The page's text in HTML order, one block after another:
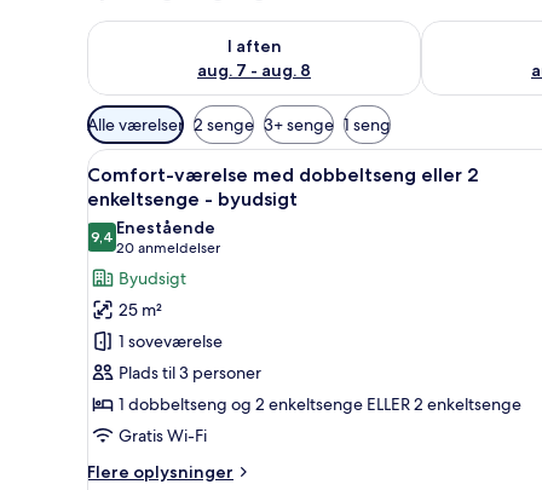
I aften
aug. 7 - aug. 8
Tjek tilgængelighed for i aften aug. 7 - aug. 8
Tjek
Tilgængelige
filtre
for
værelser
Alle værelser 2 senge 3+ senge 1 seng
Indlæs
alle
billeder
af
Comfort-
værelse
med
dobbeltseng
eller
2
enkeltsenge
-
Et hotelværelse med seng,
7
Comfort-værelse med dobbeltseng eller 2
enkeltsenge - byudsigt
9,49,4 ud af 10
Enestående
20 anmeldelser
(20
anmeldelser)
Byudsigt
25 m²
1 soveværelse
Plads til 3 personer
1 dobbeltseng og 2 enkeltsenge ELLER 2 enkeltsenge
Gratis Wi-Fi
Flere oplysninger
Flere